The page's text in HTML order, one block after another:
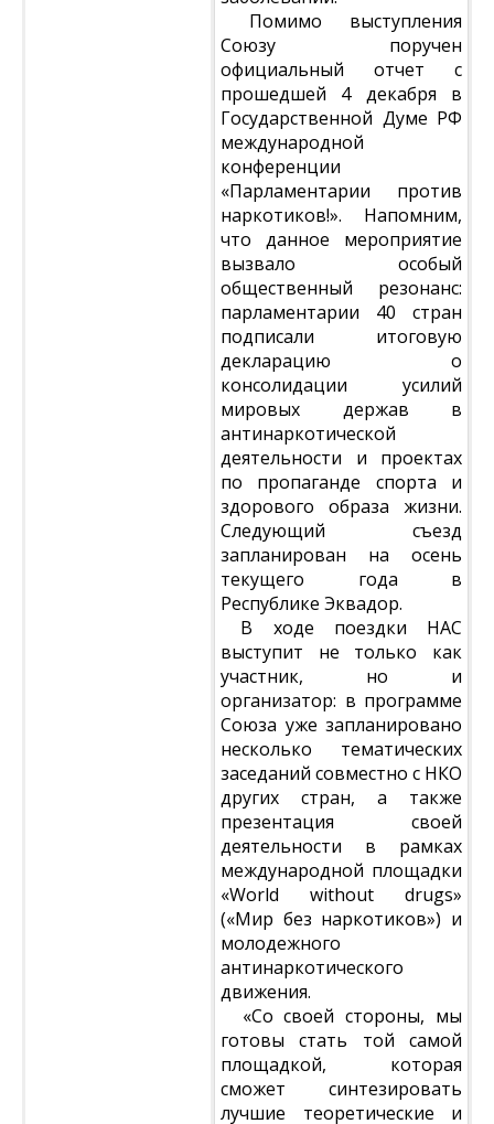
Помимо выступления
Союзу поручен
официальный отчет с
прошедшей 4 декабря в
Государственной Думе РФ
международной
конференции
«Парламентарии против
наркотиков!». Напомним,
что данное мероприятие
вызвало особый
общественный резонанс:
парламентарии 40 стран
подписали итоговую
декларацию о
консолидации усилий
мировых держав в
антинаркотической
деятельности и проектах
по пропаганде спорта и
здорового образа жизни.
Следующий съезд
запланирован на осень
текущего года в
Республике Эквадор.
В ходе поездки НАС
выступит не только как
участник, но и
организатор: в программе
Союза уже запланировано
несколько тематических
заседаний совместно с НКО
других стран, а также
презентация своей
деятельности в рамках
международной площадки
«World without drugs»
(«Мир без наркотиков») и
молодежного
антинаркотического
движения.
«Со своей стороны, мы
готовы стать той самой
площадкой, которая
сможет синтезировать
лучшие теоретические и